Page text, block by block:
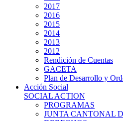
2017
2016
2015
2014
2013
2012
Rendición de Cuentas
GACETA
Plan de Desarrollo y
Acción Social
SOCIAL ACTION
PROGRAMAS
JUNTA CANTONAL